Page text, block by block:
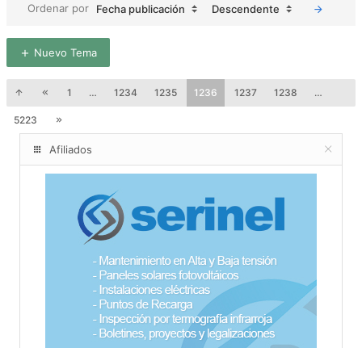
Ordenar por
Fecha publicación Descendente
Nuevo Tema
1 … 1234 1235 1236 1237 1238 …
5223
Afiliados